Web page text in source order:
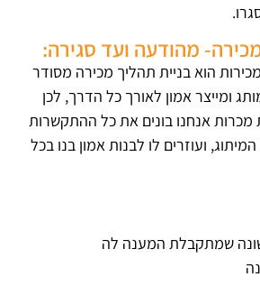
מהודעה ועד סגירה:
הוא בניית תהליך מכירה מסודר
ומייצר אמון לאורך כל הדרך, לכן
מכרות אנחנו בונים את כל ההתקשרות
ועוזרים לו לבנות אמון בנו בכל
שמתקבלת המענה לה